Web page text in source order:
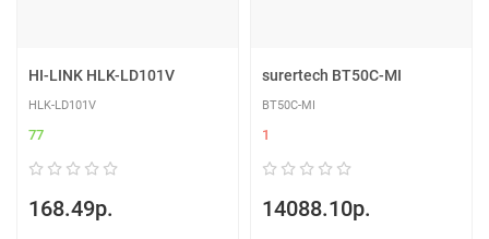
HI-LINK HLK-LD101V
HLK-LD101V
77
168.49р.
surertech BT50C-MI
BT50C-MI
1
14088.10р.